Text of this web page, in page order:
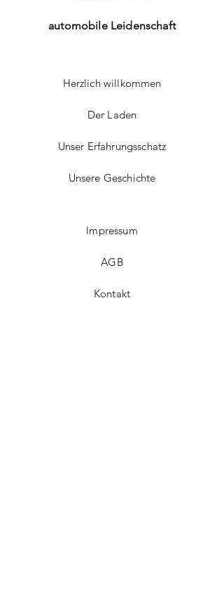
automobile Leidenschaft
Herzlich willkommen
Der Laden
Unser Erfahrungsschatz
Unsere Geschichte
Impressum
AGB
Kontakt